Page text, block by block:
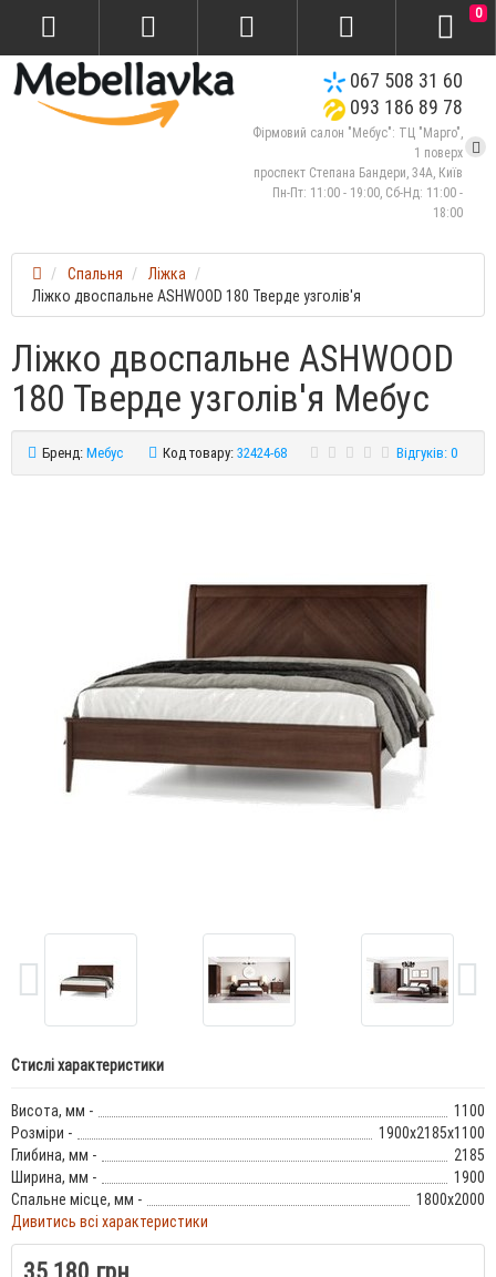
067 508 31 60
093 186 89 78
Фірмовий салон "Мебус": ТЦ "Марго",
1 поверх
проспект Степана Бандери, 34А, Київ
Пн-Пт: 11:00 - 19:00, Сб-Нд: 11:00 -
18:00
0
Спальня
Ліжка
Ліжко двоспальне ASHWOOD 180 Тверде узголів'я
Ліжко двоспальне ASHWOOD
180 Тверде узголів'я Мебус
Бренд:Мебус Код товару:32424-68 Відгуків: 0
Стислі характеристики
Висота, мм -
1100
Розміри -
1900x2185x1100
Глибина, мм -
2185
Ширина, мм -
1900
Спальне місце, мм -
1800x2000
Дивитись всі характеристики